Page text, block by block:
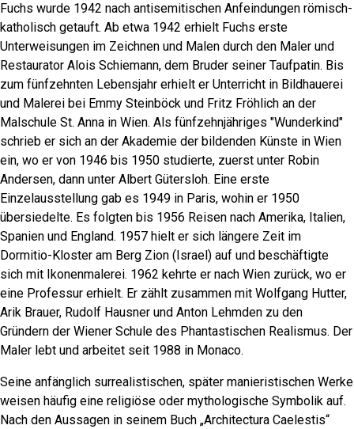
Fuchs wurde 1942 nach antisemitischen Anfeindungen römisch-
katholisch getauft. Ab etwa 1942 erhielt Fuchs erste
Unterweisungen im Zeichnen und Malen durch den Maler und
Restaurator Alois Schiemann, dem Bruder seiner Taufpatin. Bis
zum fünfzehnten Lebensjahr erhielt er Unterricht in Bildhauerei
und Malerei bei Emmy Steinböck und Fritz Fröhlich an der
Malschule St. Anna in Wien. Als fünfzehnjähriges "Wunderkind"
schrieb er sich an der Akademie der bildenden Künste in Wien
ein, wo er von 1946 bis 1950 studierte, zuerst unter Robin
Andersen, dann unter Albert Gütersloh. Eine erste
Einzelausstellung gab es 1949 in Paris, wohin er 1950
übersiedelte. Es folgten bis 1956 Reisen nach Amerika, Italien,
Spanien und England. 1957 hielt er sich längere Zeit im
Dormitio-Kloster am Berg Zion (Israel) auf und beschäftigte
sich mit Ikonenmalerei. 1962 kehrte er nach Wien zurück, wo er
eine Professur erhielt. Er zählt zusammen mit Wolfgang Hutter,
Arik Brauer, Rudolf Hausner und Anton Lehmden zu den
Gründern der Wiener Schule des Phantastischen Realismus. Der
Maler lebt und arbeitet seit 1988 in Monaco.
Seine anfänglich surrealistischen, später manieristischen Werke
weisen häufig eine religiöse oder mythologische Symbolik auf.
Nach den Aussagen in seinem Buch „Architectura Caelestis“